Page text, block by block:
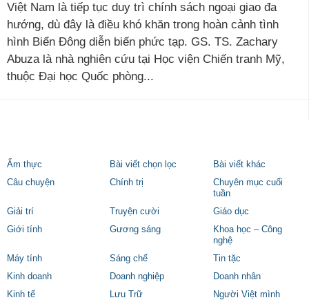
Việt Nam là tiếp tục duy trì chính sách ngoại giao đa
hướng, dù đây là điều khó khăn trong hoàn cảnh tình
hình Biển Đông diễn biến phức tạp. GS. TS. Zachary
Abuza là nhà nghiên cứu tại Học viện Chiến tranh Mỹ,
thuộc Đại học Quốc phòng...
Ẩm thực Bài viết chọn lọc
Bài viết khác
Câu chuyện
Chính trị
Chuyên mục cuối
tuần
Giải trí
Truyện cười
Giáo dục
Giới tính
Gương sáng
Khoa học – Công
nghệ
Máy tính
Sáng chế
Tin tặc
Kinh doanh
Doanh nghiệp
Doanh nhân
Kinh tế
Lưu Trữ
Người Việt mình